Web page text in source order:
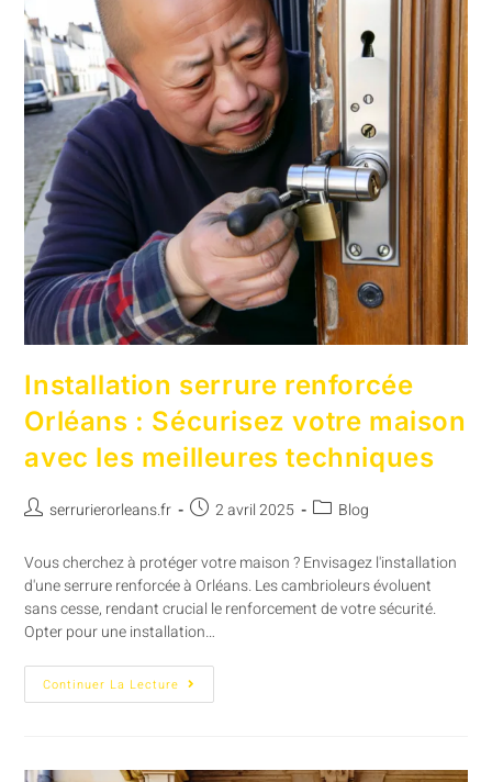
Installation serrure renforcée
Orléans : Sécurisez votre maison
avec les meilleures techniques
serrurierorleans.fr 2 avril 2025 Blog
Vous cherchez à protéger votre maison ? Envisagez l'installation
d'une serrure renforcée à Orléans. Les cambrioleurs évoluent
sans cesse, rendant crucial le renforcement de votre sécurité.
Opter pour une installation…
Continuer La Lecture